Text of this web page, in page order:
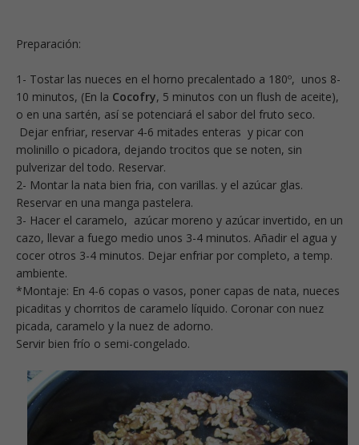
Preparación:
1- Tostar las nueces en el horno precalentado a 180º, unos 8-
10 minutos, (En la Cocofry, 5 minutos con un flush de aceite),
o en una sartén, así se potenciará el sabor del fruto seco.
Dejar enfriar, reservar 4-6 mitades enteras y picar con
molinillo o picadora, dejando trocitos que se noten, sin
pulverizar del todo. Reservar.
2- Montar la nata bien fria, con varillas. y el azúcar glas.
Reservar en una manga pastelera.
3- Hacer el caramelo, azúcar moreno y azúcar invertido, en un
cazo, llevar a fuego medio unos 3-4 minutos. Añadir el agua y
cocer otros 3-4 minutos. Dejar enfriar por completo, a temp.
ambiente.
*Montaje: En 4-6 copas o vasos, poner capas de nata, nueces
picaditas y chorritos de caramelo líquido. Coronar con nuez
picada, caramelo y la nuez de adorno.
Servir bien frío o semi-congelado.